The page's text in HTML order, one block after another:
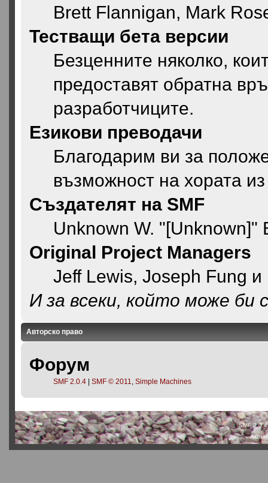
Brett Flannigan, Mark
Тестващи бета версии
Безценните няколко,
предоставят обратна
разработчиците.
Езикови преводачи
Благодарим ви за
възможност на хората
Създателят на SMF
Unknown W. "[Unknown]"
Original Project Managers
Jeff Lewis, Joseph Fung
И за всеки, който може би
Авторско право
Форум
SMF 2.0.4 |SMF © 2011,Simple Machines
SMF 2.0.4